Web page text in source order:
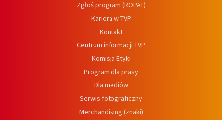
Zgłoś program (ROPAT)
Kariera w TVP
Kontakt
Centrum informacji TVP
Komisja Etyki
Program dla prasy
Dla mediów
Serwis fotograficzny
Merchandising (znaki)